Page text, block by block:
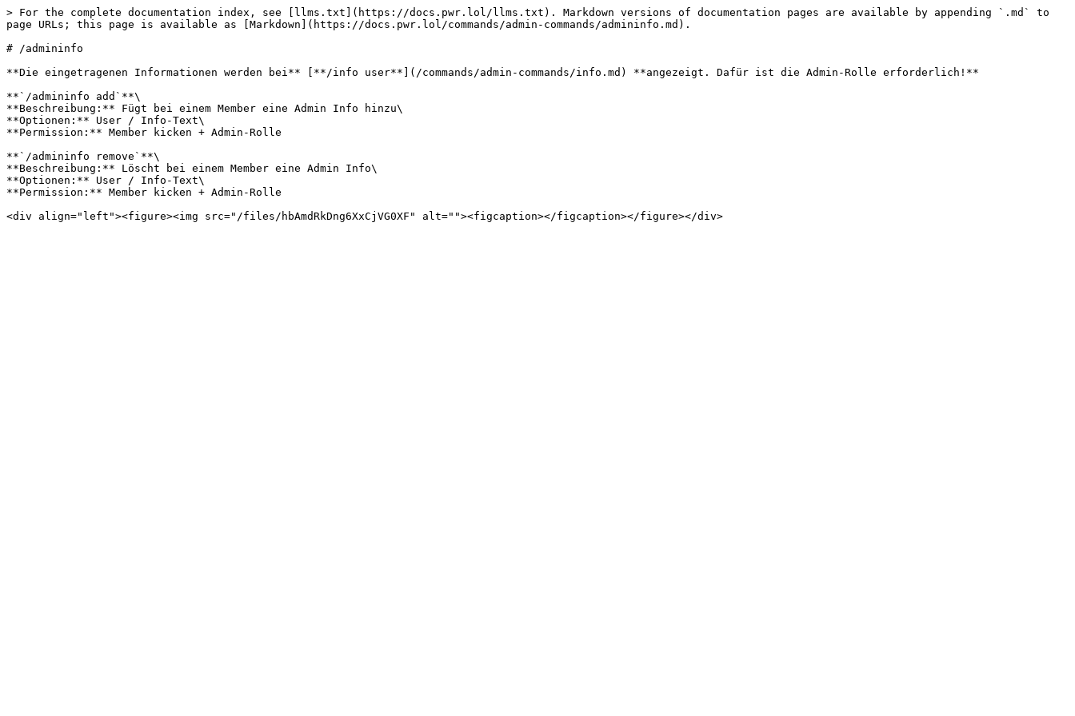
> For the complete documentation index, see [llms.txt](https://docs.pwr.lol/llms.txt). Markdown versions of documentation pages are available by appending `.md` to
page URLs; this page is available as [Markdown](https://docs.pwr.lol/commands/admin-commands/admininfo.md).
# /admininfo
**Die eingetragenen Informationen werden bei** [**/info user**](/commands/admin-commands/info.md) **angezeigt. Dafür ist die Admin-Rolle erforderlich!**
**`/admininfo add`**\
**Beschreibung:** Fügt bei einem Member eine Admin Info hinzu\
**Optionen:** User / Info-Text\
**Permission:** Member kicken + Admin-Rolle
**`/admininfo remove`**\
**Beschreibung:** Löscht bei einem Member eine Admin Info\
**Optionen:** User / Info-Text\
**Permission:** Member kicken + Admin-Rolle